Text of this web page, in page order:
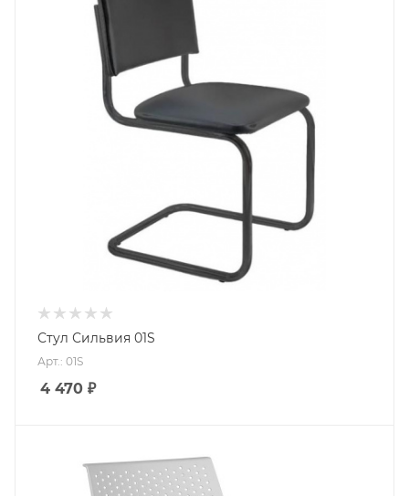
Стул Сильвия 01S
Арт.: 01S
4 470 ₽